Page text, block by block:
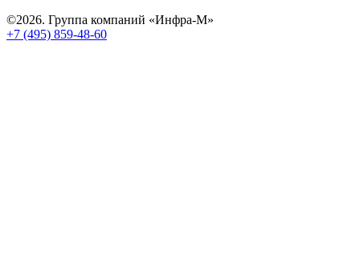
©2026. Группа компаний «Инфра-М»
+7 (495) 859-48-60